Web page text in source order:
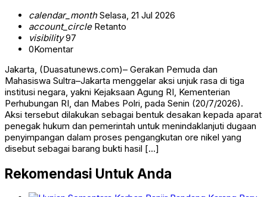
calendar_monthSelasa, 21 Jul 2026
account_circleRetanto
visibility97
0Komentar
Jakarta, (Duasatunews.com)– Gerakan Pemuda dan
Mahasiswa Sultra–Jakarta menggelar aksi unjuk rasa di tiga
institusi negara, yakni Kejaksaan Agung RI, Kementerian
Perhubungan RI, dan Mabes Polri, pada Senin (20/7/2026).
Aksi tersebut dilakukan sebagai bentuk desakan kepada aparat
penegak hukum dan pemerintah untuk menindaklanjuti dugaan
penyimpangan dalam proses pengangkutan ore nikel yang
disebut sebagai barang bukti hasil […]
Rekomendasi Untuk Anda